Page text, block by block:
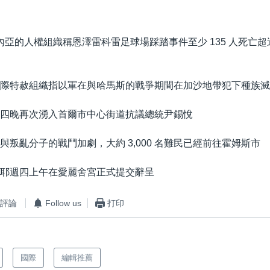
亞的人權組織稱恩澤雷科雷足球場踩踏事件至少 135 人死亡
特赦組織指以軍在與哈馬斯的戰爭期間在加沙地帶犯下種族
晚再次湧入首爾市中心街道抗議總統尹錫悅
叛亂分子的戰鬥加劇，大約 3,000 名難民已經前往霍姆斯市
週四上午在愛麗舍宮正式提交辭呈
評論 Follow us 打印
國際 編輯推薦